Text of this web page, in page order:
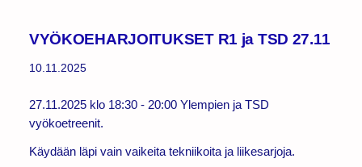
VYÖKOEHARJOITUKSET R1 ja TSD 27.11
10.11.2025
27.11.2025 klo 18:30 - 20:00 Ylempien ja TSD
vyökoetreenit.
Käydään läpi vain vaikeita tekniikoita ja liikesarjoja.